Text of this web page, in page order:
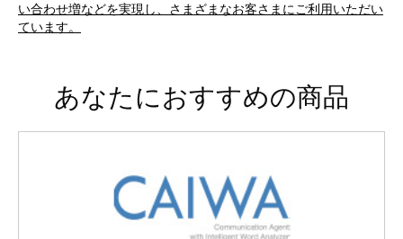
い合わせ増などを実現し、さまざまなお客さまにご利用いただい
ています。
あなたにおすすめの商品